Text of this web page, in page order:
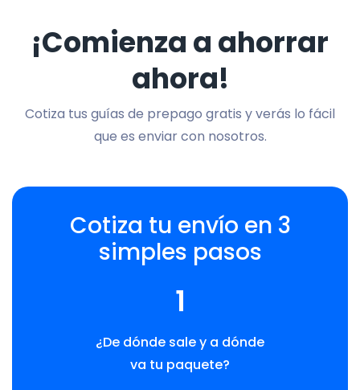
¡Comienza a ahorrar
ahora!
Cotiza tus guías de prepago gratis y verás lo fácil
que es enviar con nosotros.
Cotiza tu envío en 3
simples pasos
1
¿De dónde sale y a dónde
va tu paquete?